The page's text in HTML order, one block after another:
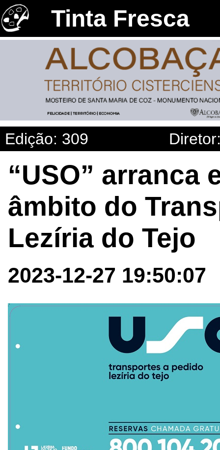
Tinta Fresca
Edição: 309
“USO” arranca
âmbito do
Lezíria do Tejo
2023-12-27 19:50:07